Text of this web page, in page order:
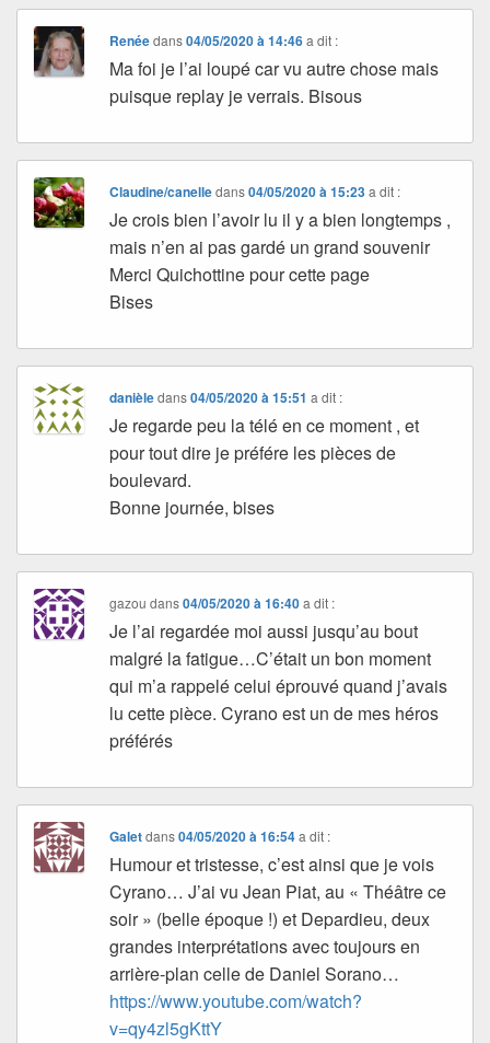
Renéedans04/05/2020 à 14:46 a dit :
Ma foi je l’ai loupé car vu autre chose mais
puisque replay je verrais. Bisous
Claudine/canelledans04/05/2020 à 15:23 a dit :
Je crois bien l’avoir lu il y a bien longtemps ,
mais n’en ai pas gardé un grand souvenir
Merci Quichottine pour cette page
Bises
danièledans04/05/2020 à 15:51 a dit :
Je regarde peu la télé en ce moment , et
pour tout dire je préfére les pièces de
boulevard.
Bonne journée, bises
gazou dans04/05/2020 à 16:40 a dit :
Je l’ai regardée moi aussi jusqu’au bout
malgré la fatigue…C’était un bon moment
qui m’a rappelé celui éprouvé quand j’avais
lu cette pièce. Cyrano est un de mes héros
préférés
Galetdans04/05/2020 à 16:54 a dit :
Humour et tristesse, c’est ainsi que je vois
Cyrano… J’ai vu Jean Piat, au « Théâtre ce
soir » (belle époque !) et Depardieu, deux
grandes interprétations avec toujours en
arrière-plan celle de Daniel Sorano…
https://www.youtube.com/watch?
v=qy4zl5gKttY